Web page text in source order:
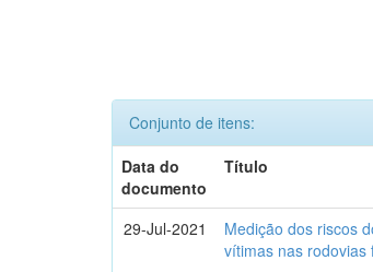
Conjunto de itens:
Data do
documento
Título
29-Jul-2021
Medição dos riscos
vítimas nas